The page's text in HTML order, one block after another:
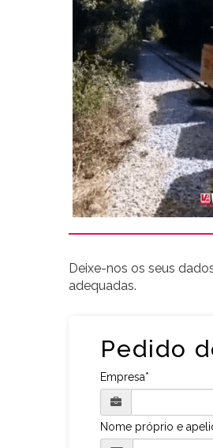
Deixe-nos os seus
adequadas.
Pedido
Empresa*
Nome próprio e